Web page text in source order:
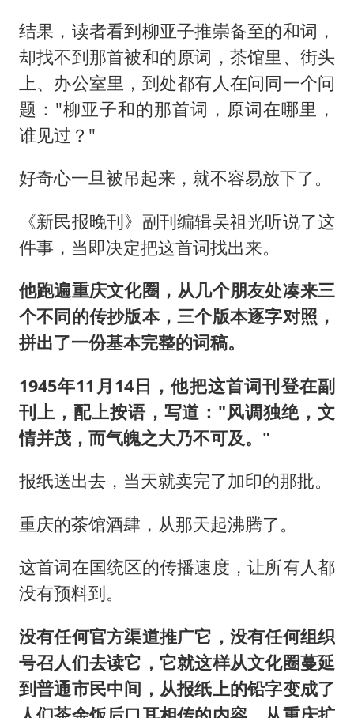
结果，读者看到柳亚子推崇备至的和词，
却找不到那首被和的原词，茶馆里、街头
上、办公室里，到处都有人在问同一个问
题："柳亚子和的那首词，原词在哪里，
谁见过？"
好奇心一旦被吊起来，就不容易放下了。
《新民报晚刊》副刊编辑吴祖光听说了这
件事，当即决定把这首词找出来。
他跑遍重庆文化圈，从几个朋友处凑来三
个不同的传抄版本，三个版本逐字对照，
拼出了一份基本完整的词稿。
1945年11月14日，他把这首词刊登在副
刊上，配上按语，写道："风调独绝，文
情并茂，而气魄之大乃不可及。"
报纸送出去，当天就卖完了加印的那批。
重庆的茶馆酒肆，从那天起沸腾了。
这首词在国统区的传播速度，让所有人都
没有预料到。
没有任何官方渠道推广它，没有任何组织
号召人们去读它，它就这样从文化圈蔓延
到普通市民中间，从报纸上的铅字变成了